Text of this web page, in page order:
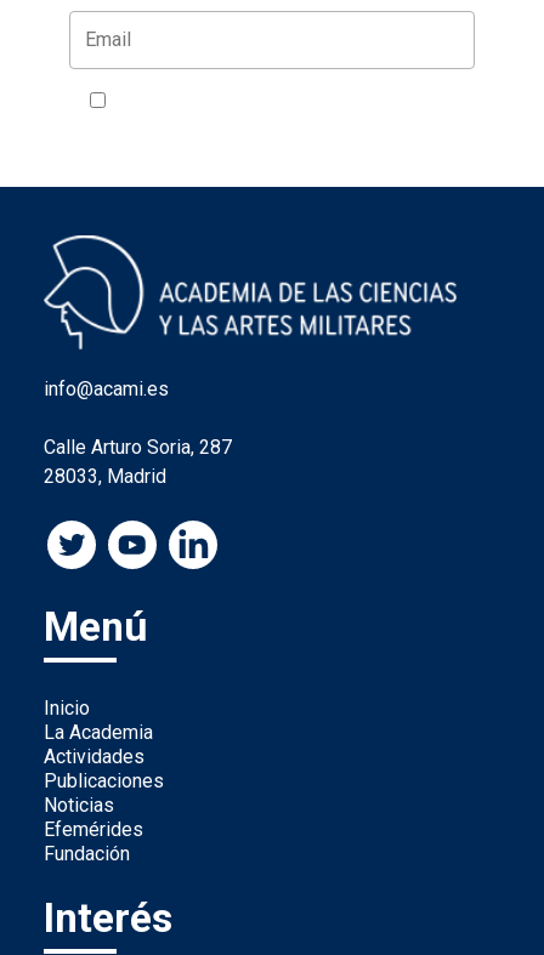
info@acami.es
Calle Arturo Soria, 287
28033, Madrid
Menú
Inicio
La Academia
Actividades
Publicaciones
Noticias
Efemérides
Fundación
Interés